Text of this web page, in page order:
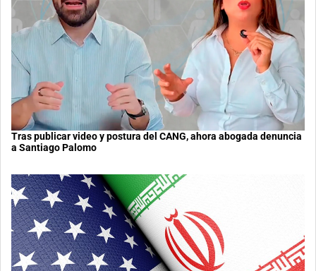
Tras publicar video y postura del CANG, ahora abogada denuncia
a Santiago Palomo